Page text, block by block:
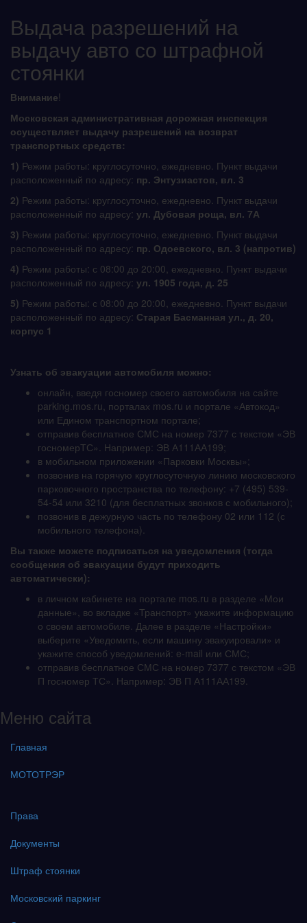
Выдача разрешений на
выдачу авто со штрафной
стоянки
Внимание!
Московская административная дорожная инспекция
осуществляет выдачу разрешений на возврат
транспортных средств:
1) Режим работы: круглосуточно, ежедневно. Пункт выдачи
расположенный по адресу: пр. Энтузиастов, вл. 3
2) Режим работы: круглосуточно, ежедневно. Пункт выдачи
расположенный по адресу: ул. Дубовая роща, вл. 7А
3) Режим работы: круглосуточно, ежедневно. Пункт выдачи
расположенный по адресу: пр. Одоевского, вл. 3 (напротив)
4) Режим работы: с 08:00 до 20:00, ежедневно. Пункт выдачи
расположенный по адресу: ул. 1905 года, д. 25
5) Режим работы: с 08:00 до 20:00, ежедневно. Пункт выдачи
расположенный по адресу: Старая Басманная ул., д. 20,
корпус 1
Узнать об эвакуации автомобиля можно:
онлайн, введя госномер своего автомобиля на сайте
parking.mos.ru, порталах mos.ru и портале «Автокод»
или Едином транспортном портале;
отправив бесплатное СМС на номер 7377 с текстом «ЭВ
госномерТС». Например: ЭВ А111АА199;
в мобильном приложении «Парковки Москвы»;
позвонив на горячую круглосуточную линию московского
парковочного пространства по телефону: +7 (495) 539-
54-54 или 3210 (для бесплатных звонков с мобильного);
позвонив в дежурную часть по телефону 02 или 112 (с
мобильного телефона).
Вы также можете подписаться на уведомления (тогда
сообщения об эвакуации будут приходить
автоматически):
в личном кабинете на портале mos.ru в разделе «Мои
данные», во вкладке «Транспорт» укажите информацию
о своем автомобиле. Далее в разделе «Настройки»
выберите «Уведомить, если машину эвакуировали» и
укажите способ уведомлений: e-mail или СМС;
отправив бесплатное СМС на номер 7377 с текстом «ЭВ
П госномер ТС». Например: ЭВ П А111АА199.
Меню сайта
Главная
МОТОТРЭР
Права
Документы
Штраф стоянки
Московский паркинг